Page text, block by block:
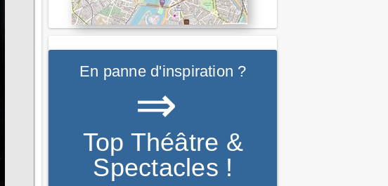
En panne d'inspiration ?
⇒
Top Théâtre &
Spectacles !